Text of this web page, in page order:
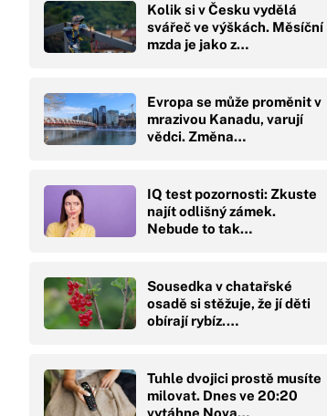
Kolik si v Česku vydělá
svářeč ve výškách. Měsíční
mzda je jako z…
Evropa se může proměnit v
mrazivou Kanadu, varují
vědci. Změna…
IQ test pozornosti: Zkuste
najít odlišný zámek.
Nebude to tak…
Sousedka v chatařské
osadě si stěžuje, že jí děti
obírají rybíz.…
Tuhle dvojici prostě musíte
milovat. Dnes ve 20:20
vytáhne Nova…